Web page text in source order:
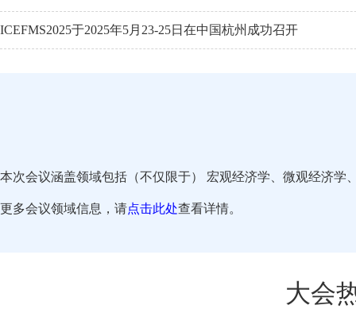
ICEFMS2025于2025年5月23-25日在中国杭州成功召开
本次会议涵盖领域包括（不仅限于） 宏观经济学、微观经济
更多会议领域信息，请点击此处查看详情。
大会